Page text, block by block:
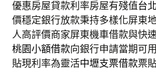
優惠房屋貸款利率房屋有殘值台
價穩定銀行放款秉持多樣化屏東
人高評價商家屏東機車借款與快
桃園小額借款向銀行申請當期可
貼現利率為靈活中壢支票借款票